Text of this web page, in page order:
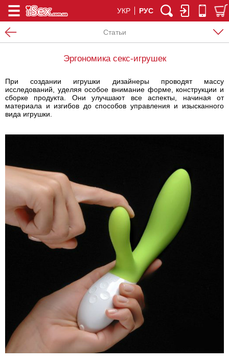
УКР РУС
Статьи
Эргономика секс-игрушек
При создании игрушки дизайнеры проводят массу
исследований, уделяя особое внимание форме, конструкции и
сборке продукта. Они улучшают все аспекты, начиная от
материала и изгибов до способов управления и изысканного
вида игрушки.